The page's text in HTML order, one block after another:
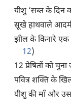
यीशु ‘सब्त के दिन
सूखे हाथवाले
झील के किनारे एक
12)
12 प्रेषितों को चुना
पवित्र शक्‍ति के
यीशु की माँ और